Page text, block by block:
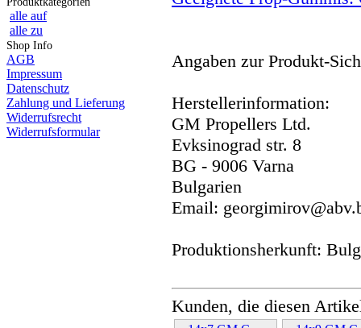
alle auf
alle zu
Shop Info
AGB
Impressum
Datenschutz
Zahlung und Lieferung
Widerrufsrecht
Widerrufsformular
Angaben zur Produkt-
Herstellerinformation:
GM Propellers Ltd.
Evksinograd str. 8
BG - 9006 Varna
Bulgarien
Email:
Produktionsherkunft:
Kunden, die diesen